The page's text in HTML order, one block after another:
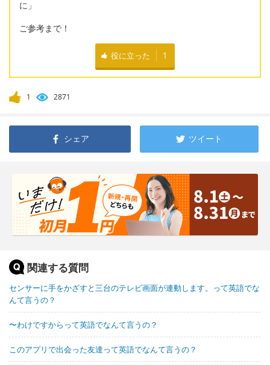
に」
ご参考まで！
役に立った 1
1 2871
シェア ツイート
関連する質問
センサーに手をかざすと三台のテレビ画面が連動します。って英語でな
んて言うの？
〜わけですからって英語でなんて言うの？
このアプリで出会った友達って英語でなんて言うの？